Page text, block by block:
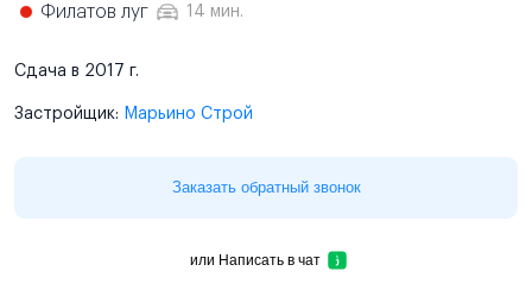
Филатов луг 14 мин.
Сдача в 2017 г.
Застройщик: Марьино Строй
Заказать обратный звонок
или Написать в чат